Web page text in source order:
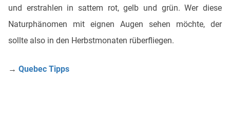
und erstrahlen in sattem rot, gelb und grün. Wer diese
Naturphänomen mit eignen Augen sehen möchte, der
sollte also in den Herbstmonaten rüberfliegen.
→ Quebec Tipps